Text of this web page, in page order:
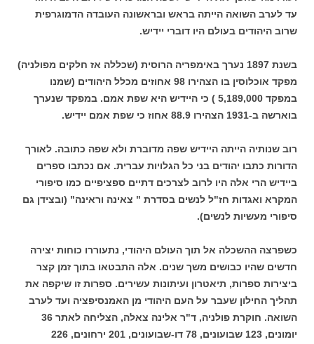
עד לערב השואה הייתה בראש ובראשונה העובדה הדמוגרפית
שרוב היהודים בעולם היו דוברי יידיש.
בשנת 1897 נערך באימפריה הרוסית (שכללה אז חלקים מפולניה)
מפקד אוכלוסין בו הצהירו 98 אחוזים מכלל היהודים (שמנו
במפקד 5,189,000 ) כי היידיש היא שפת אמם. במפקד שנערך
בוארשה ב-1931 הצהירו 88.9 אחוז כי שפת אמם יידיש.
רוב שנותיה הייתה היידיש שפה מדוברת ולא שפה כתובה. לאורך
הדורות כתבו יהודים בני כל הגלויות עברית. אם נכתבו ספרים
ביידיש הרי אלה היו לרוב לצרכים דתיים ספציפיים כמו סיפורי
המקרא ואגדות חז"ל לנשים בסדרת " צאינה וראינה" (ובצידן גם
סיפורי מעשיות לנשים).
כשפרצה ההשכלה אל תוך העולם היהודי, נתעוררו כוחות יצירה
חדשים שהיו כבושים משך שנים. אלה התבטאו בתוך זמן קצר
ביצירות ספרות, תיאטרון ועיתונות עשירים. ספרות זו שיקפה את
תהליך החילון שעבר על העם היהודי מן האמנסיפציה ועד לערב
השואה. חוקרת פולניה, ד"ר אלינה צאלה, הצליחה לאתר 36
יומונים, 123 שבועונים, 78 דו-שבועונים, 201 ירחונים, 226